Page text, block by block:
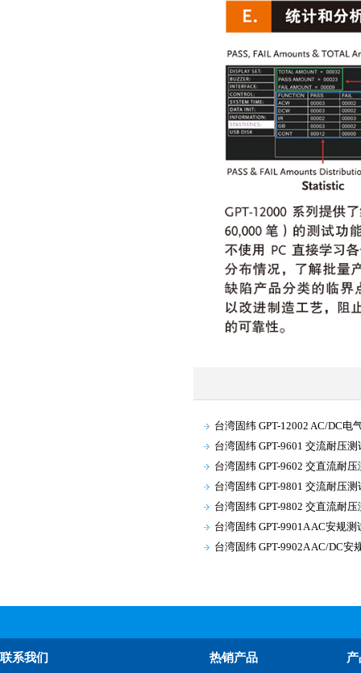
台湾固纬 GPT-12002 AC/DC电
台湾固纬 GPT-9601 交流耐压测
台湾固纬 GPT-9602 交直流耐压
台湾固纬 GPT-9801 交流耐压测
台湾固纬 GPT-9802 交直流耐压
台湾固纬 GPT-9901A AC安规测
台湾固纬 GPT-9902A AC/DC安
联系我们 热销产品